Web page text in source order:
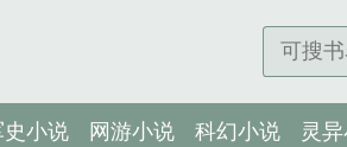
史小说 网游小说 科幻小说 灵